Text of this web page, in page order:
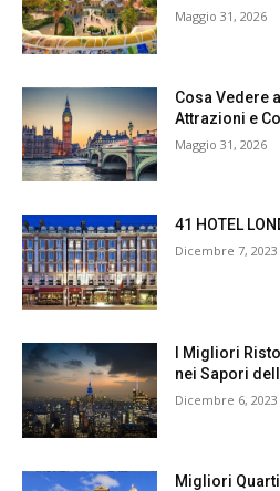
Maggio 31, 2026
Cosa Vedere
Attrazioni e
Maggio 31, 2026
41 HOTEL
Dicembre 7, 2023
I Migliori
nei Sapori
Dicembre 6, 2023
Migliori